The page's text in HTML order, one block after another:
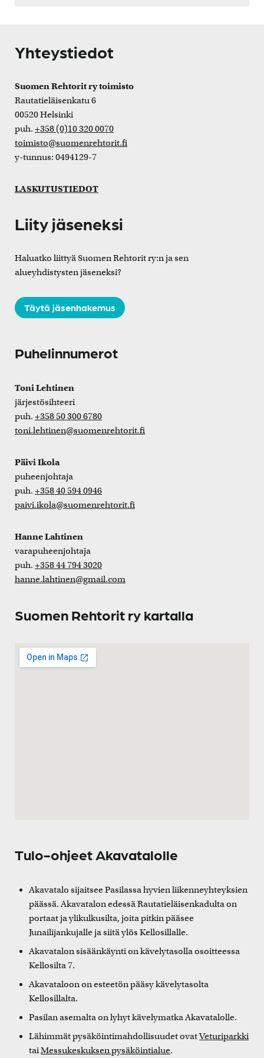
Yhteystiedot
Suomen Rehtorit ry toimisto
Rautatieläisenkatu 6
00520 Helsinki
puh. +358 (0)10 320 0070
toimisto@suomenrehtorit.fi
y-tunnus: 0494129-7
LASKUTUSTIEDOT
Liity jäseneksi
Haluatko liittyä Suomen Rehtorit ry:n ja sen
alueyhdistysten jäseneksi?
Täytä jäsenhakemus
Puhelinnumerot
Toni Lehtinen
järjestösihteeri
puh. +358 50 300 6780
toni.lehtinen@suomenrehtorit.fi
Päivi Ikola
puheenjohtaja
puh. +358 40 594 0946
paivi.ikola@suomenrehtorit.fi
Hanne Lahtinen
varapuheenjohtaja
puh. +358 44 794 3020
hanne.lahtinen@gmail.com
Suomen Rehtorit ry kartalla
Tulo-ohjeet Akavatalolle
Akavatalo sijaitsee Pasilassa hyvien liikenneyhteyksien
päässä. Akavatalon edessä Rautatieläisenkadulta on
portaat ja ylikulkusilta, joita pitkin pääsee
Junailijankujalle ja siitä ylös Kellosillalle.
Akavatalon sisäänkäynti on kävelytasolla osoitteessa
Kellosilta 7.
Akavataloon on esteetön pääsy kävelytasolta
Kellosillalta.
Pasilan asemalta on lyhyt kävelymatka Akavatalolle.
Lähimmät pysäköintimahdollisuudet ovatVeturiparkki
taiMessukeskuksen pysäköintialue.